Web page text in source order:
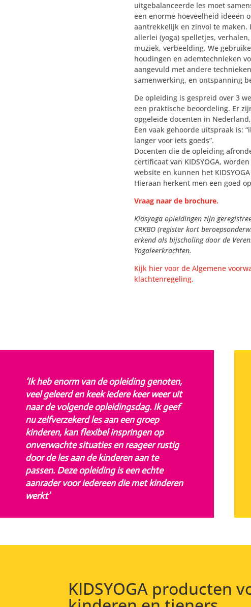
uitgebalanceerde les moet
een enorme hoeveelheid ideeën
aantrekkelijk en zinvol te maken.
allerlei (yoga) spelletjes,
muziek, verbeelding. We
houdingen en ademtechnieken
aangevuld met andere
samenwerking, en ontspanning
De opleiding is gespreid over 3
een praktische beoordeling. Er
opgeleide docenten in
Een vaak gehoorde uitspraak is:
langer voor iets goeds”.
Docenten die de opleiding
certificaat van KIDSYOGA,
website en kunnen het
Hieraan herkent men een goed
Vraag naar de brochure.
Kidsyoga opleidingen zijn
CRKBO (register kort
erkend als bijscholing door de
Yogaleerkrachten.
Kijk hier voor de Algemene
klachtenregeling.
‘Ik heb enorm van de opleiding genoten,
veel geleerd en keek iedere keer weer uit
naar de volgende opleidingsdag. Ik geef
nu zelfverzekerd les aan een groep
kinderen, kan flexibel inspringen op
onverwachte situaties en reageer rustig
door de les aan de kinderen aan te
passen. Deze opleiding is een echte
aanrader voor iedereen die met kinderen
werkt’
KIDSYOGA producten